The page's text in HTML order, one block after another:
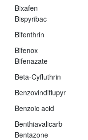
Bixafen
Bispyribac
Bifenthrin
Bifenox
Bifenazate
Beta-Cyfluthrin
Benzovindiflupyr
Benzoic acid
Benthiavalicarb
Bentazone